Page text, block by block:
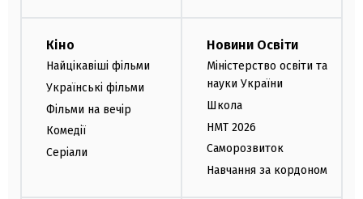
Кіно
Найцікавіші фільми
Українські фільми
Фільми на вечір
Комедії
Серіали
Новини Освіти
Міністерство освіти та
науки України
Школа
НМТ 2026
Саморозвиток
Навчання за кордоном